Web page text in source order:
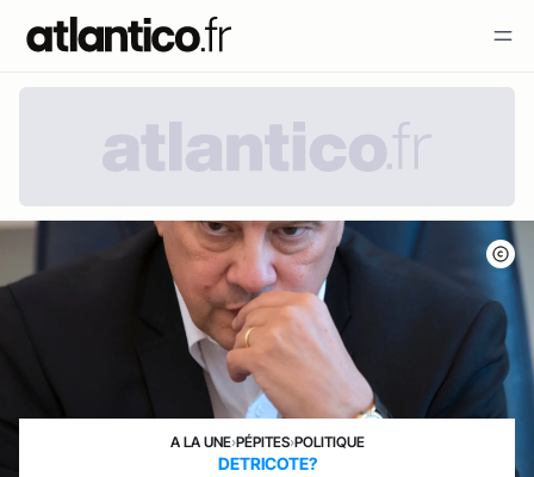
A LA UNE›PÉPITES›POLITIQUE
DETRICOTE?